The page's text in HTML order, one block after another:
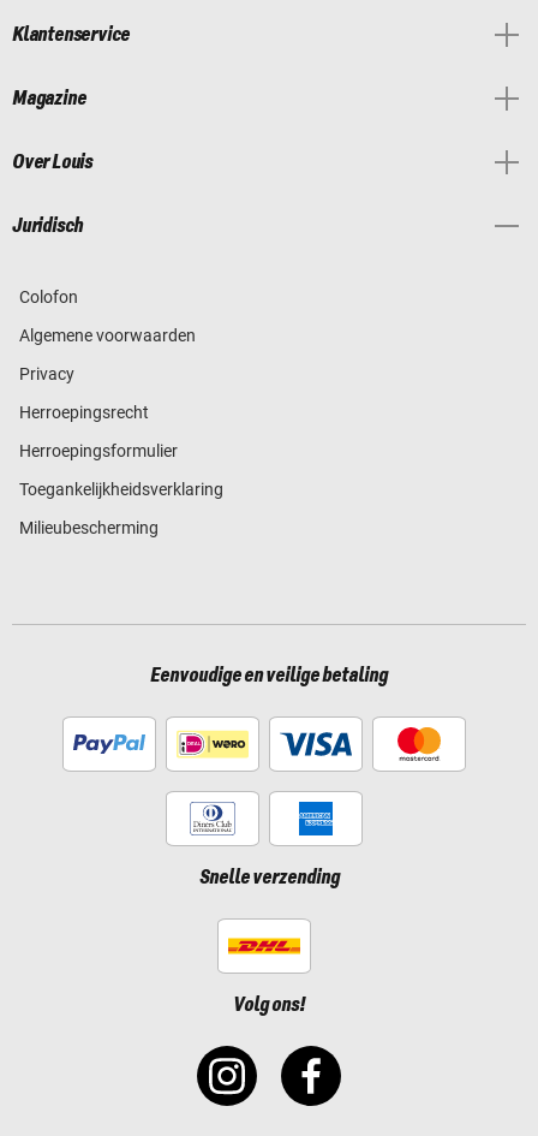
Klantenservice
Magazine
Over Louis
Juridisch
Colofon
Algemene voorwaarden
Privacy
Herroepingsrecht
Herroepingsformulier
Toegankelijkheidsverklaring
Milieubescherming
Eenvoudige en veilige betaling
Snelle verzending
Volg ons!